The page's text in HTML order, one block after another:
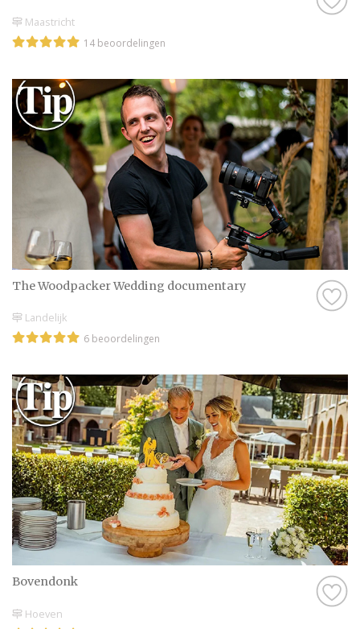
Maastricht
14 beoordelingen
The Woodpacker Wedding documentary
Landelijk
6 beoordelingen
Bovendonk
Hoeven